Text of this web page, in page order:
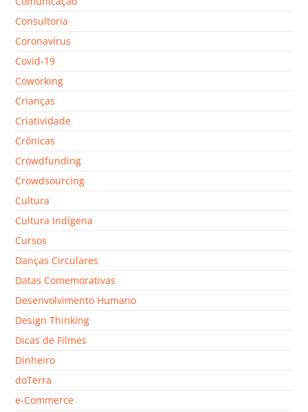
Consultoria
Coronavírus
Covid-19
Coworking
Crianças
Criatividade
Crônicas
Crowdfunding
Crowdsourcing
Cultura
Cultura Indígena
Cursos
Danças Circulares
Datas Comemorativas
Desenvolvimento Humano
Design Thinking
Dicas de Filmes
Dinheiro
doTerra
e-Commerce